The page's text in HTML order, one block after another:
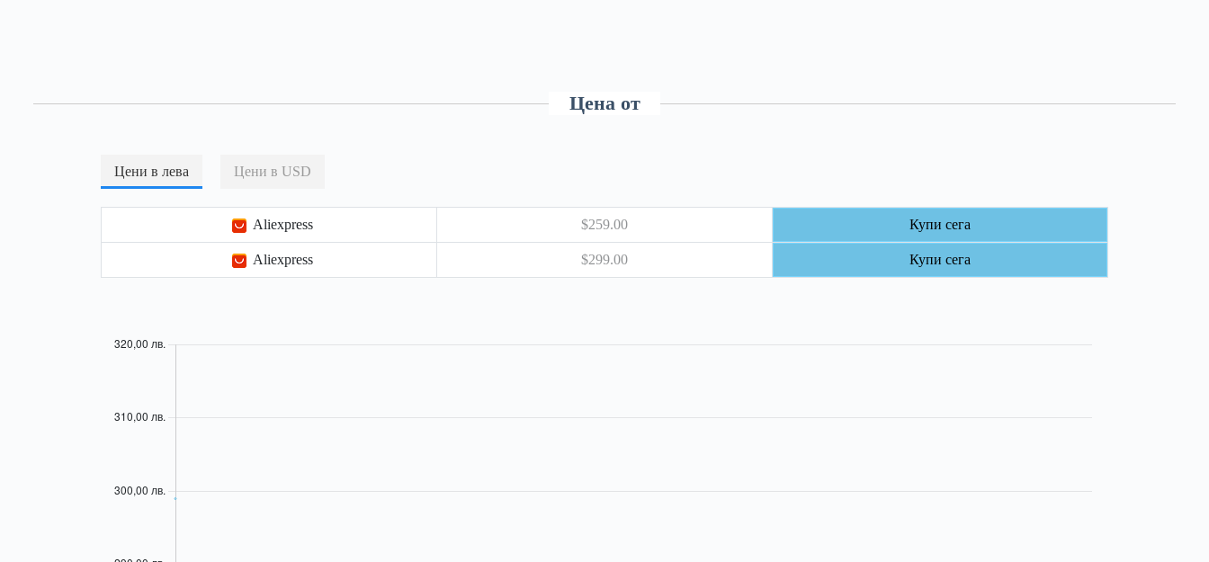
Цена от
Цени в лева Цени в USD
Aliexpress $259.00 Купи сега
Aliexpress $299.00 Купи сега